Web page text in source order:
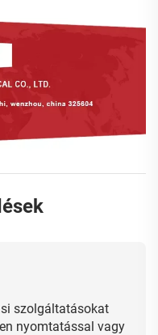
szolgáltatásokat
nyomtatással vagy